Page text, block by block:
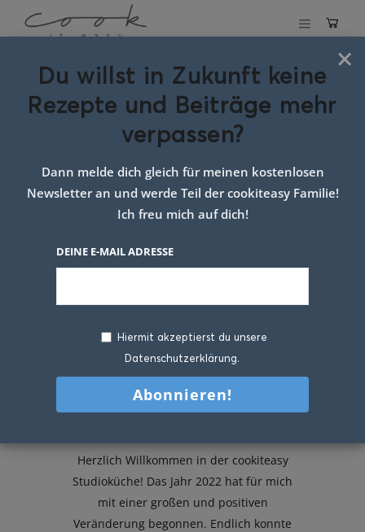
Schlagwort:Olina
Küche simone
kemptner
Herzlich Willkommen in der cookiteasy
Studioküche! Das Jahr 2022 hat für mich
mit einer großen und positiven
Veränderung begonnen. Endlich konnte
×
Du willst in Zukunft keine
Rezepte und Beiträge mehr
verpassen?
Dann melde dich gleich für meinen kostenlosen
Newsletter an und werde Teil der cookiteasy Familie!
Ich freu mich auf dich!
DEINE E-MAIL ADRESSE
Hiermit akzeptierst du unsere
Datenschutzerklärung.